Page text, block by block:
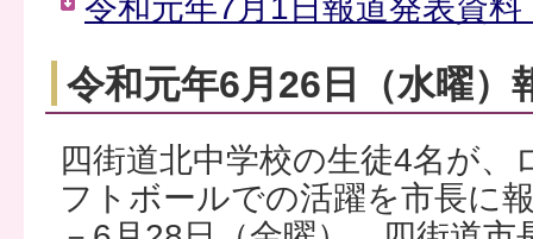
令和元年7月1日報道発表資
令和元年6月26日（水曜）
四街道北中学校の生徒4名が
フトボールでの活躍を市長に